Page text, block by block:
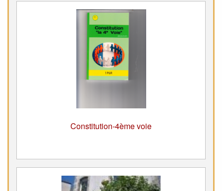
Constitution-4ème voie